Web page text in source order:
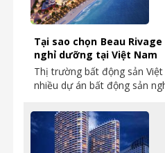
Tại sao chọn Beau
nghỉ dưỡng tại Việt Nam
Thị trường bất động sản
nhiều dự án bất động sản